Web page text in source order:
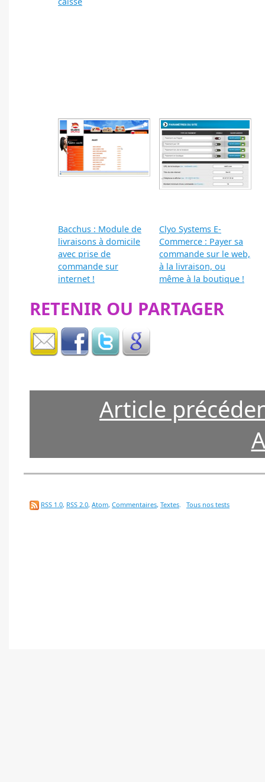
Bacchus : Module de
livraisons à domicile
avec prise de
commande sur
internet !
Clyo Systems E-
Commerce : Payer sa
commande sur le web,
à la livraison, ou
même à la boutique !
RETENIR OU PARTAGER
Article
RSS 1.0, RSS 2.0, Atom, Commentaires, Textes. Tous nos tests